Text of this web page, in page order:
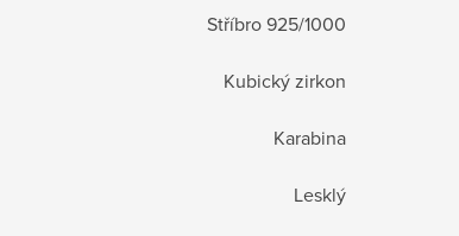
Stříbro 925/1000
Kubický zirkon
Karabina
Lesklý